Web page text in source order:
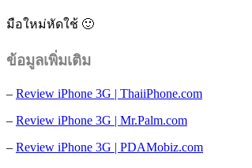
มือใหม่หัดใช้ 🙂
ข้อมูลเพิ่มเติม
– Review iPhone 3G | ThaiiPhone.com
– Review iPhone 3G | Mr.Palm.com
– Review iPhone 3G | PDAMobiz.com